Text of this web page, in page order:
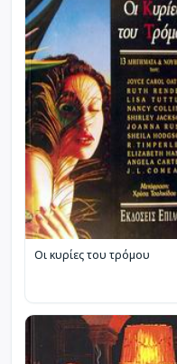
Οι κυρίες του τρόμου